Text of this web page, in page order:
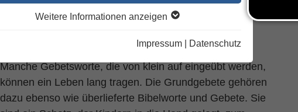
Weitere Informationen anzeigen
Impressum Datenschutz
Dr. Ulrich Sander(Herausgeber:in)
lieferbar innerhalb 1-4 Werktagen
Manche Gebetsworte, die von klein auf eingeübt werden,
können ein Leben lang tragen. Die Grundgebete gehören
dazu ebenso wie überlieferte Bibelworte und Gebete. Sie